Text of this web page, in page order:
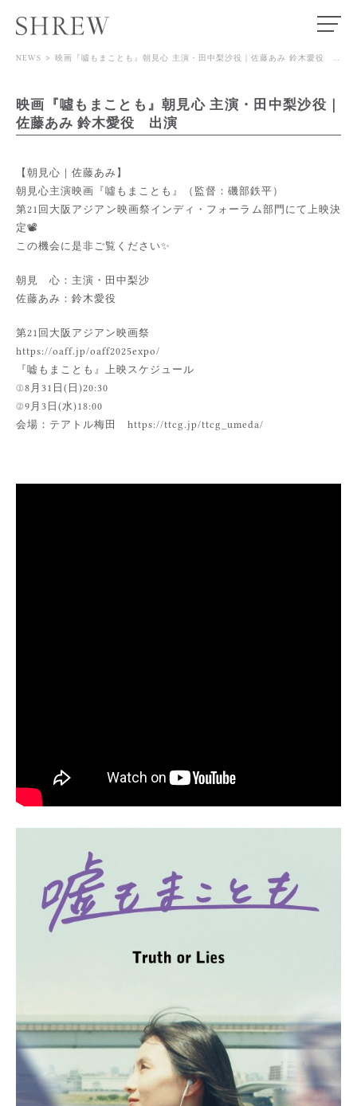
NEWS >
映画『噓もまことも』朝見心 主演・田中梨沙役｜
佐藤あみ 鈴木愛役 出演
【朝見心｜佐藤あみ】
朝見心主演映画『噓もまことも』（監督：磯部鉄平）
第21回大阪アジアン映画祭インディ・フォーラム部門にて上映決
定📽️
この機会に是非ご覧ください✨
朝見 心：主演・田中梨沙
佐藤あみ：鈴木愛役
第21回大阪アジアン映画祭
https://oaff.jp/oaff2025expo/
『嘘もまことも』上映スケジュール
①8月31日(日)20:30
②9月3日(水)18:00
会場：テアトル梅田 https://ttcg.jp/ttcg_umeda/
MODEL
SPECIALIST
ENTRY